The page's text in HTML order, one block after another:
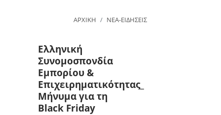
ΑΡΧΙΚΗ ΝΕΑ-ΕΙΔΗΣΕΙΣ
Ελληνική
Συνομοσπονδία
Εμπορίου &
Επιχειρηματικότητας_
Μήνυμα για τη
Black Friday